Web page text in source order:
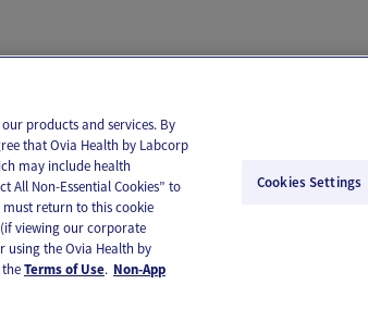
advice. You should contact a healthcare provider if you need medical
products and services. By
that Ovia Health by Labcorp
may include health
All Non-Essential Cookies” to
must return to this cookie
(if viewing our corporate
using the Ovia Health by
Terms of Use. Non-App
Cookies Settings